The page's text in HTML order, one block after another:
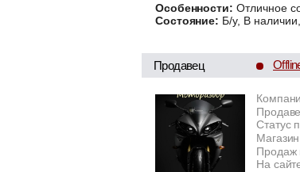
Особенности: Отличное
Состояние: Б/у, В
Продавец
Статус
Продаж
На